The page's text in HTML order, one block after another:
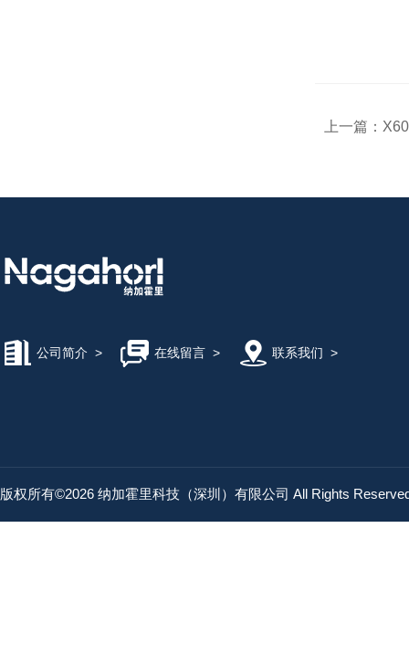
上一篇：
公司简介 > 在线留言> 联系我们 >
版权所有©2026 纳加霍里科技（深圳）有限公司 All Rights